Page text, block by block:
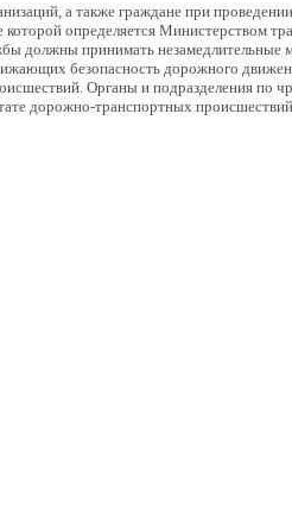
а также граждане при
определяется Министерством
должны принимать незамедлительные
безопасность дорожного
Органы и подразделения по
дорожно-транспортных